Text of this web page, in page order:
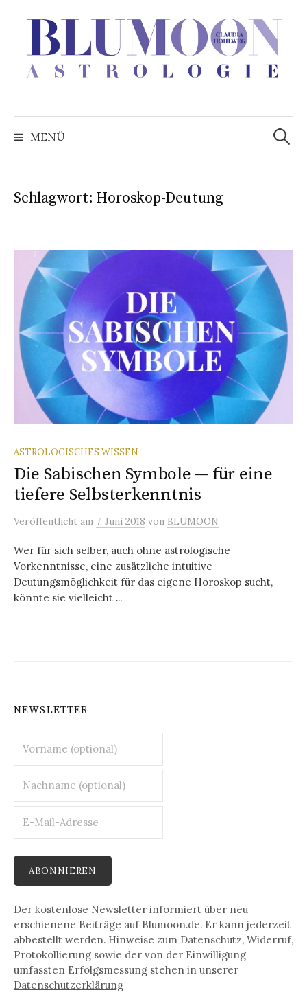
überspringen
MENÜ
Suchen
nach:
Schlagwort: Horoskop-Deutung
ASTROLOGISCHES WISSEN
Die Sabischen Symbole — für eine
tiefere Selbsterkenntnis
Veröffentlicht am 7. Juni 2018 von BLUMOON
Wer für sich selber, auch ohne astrologische
Vorkenntnisse, eine zusätzliche intuitive
Deutungsmöglichkeit für das eigene Horoskop sucht,
könnte sie vielleicht ...
NEWSLETTER
Der kostenlose Newsletter informiert über neu
erschienene Beiträge auf Blumoon.de. Er kann jederzeit
abbestellt werden. Hinweise zum Datenschutz, Widerruf,
Protokollierung sowie der von der Einwilligung
umfassten Erfolgsmessung stehen in unserer
Datenschutz­erklärung